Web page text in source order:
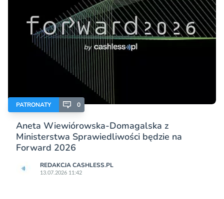
PATRONATY 0
Aneta Wiewiórowska-Domagalska z
Ministerstwa Sprawiedliwości będzie na
Forward 2026
REDAKCJA CASHLESS.PL
13.07.2026 11:42